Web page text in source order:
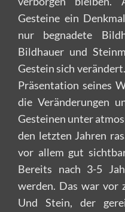
Gesteine ein
nur begnadete
Bildhauer und
Gestein sich
Präsentation seines
die Veränderungen
Gesteinen unter
den letzten Jahren
vor allem gut
Bereits nach 3-5
werden. Das war vor
Und Stein, der